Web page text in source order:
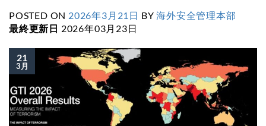
POSTED ON 2026年3月21日 BY海外安全管理本部
最終更新日 2026年03月23日
21
3月